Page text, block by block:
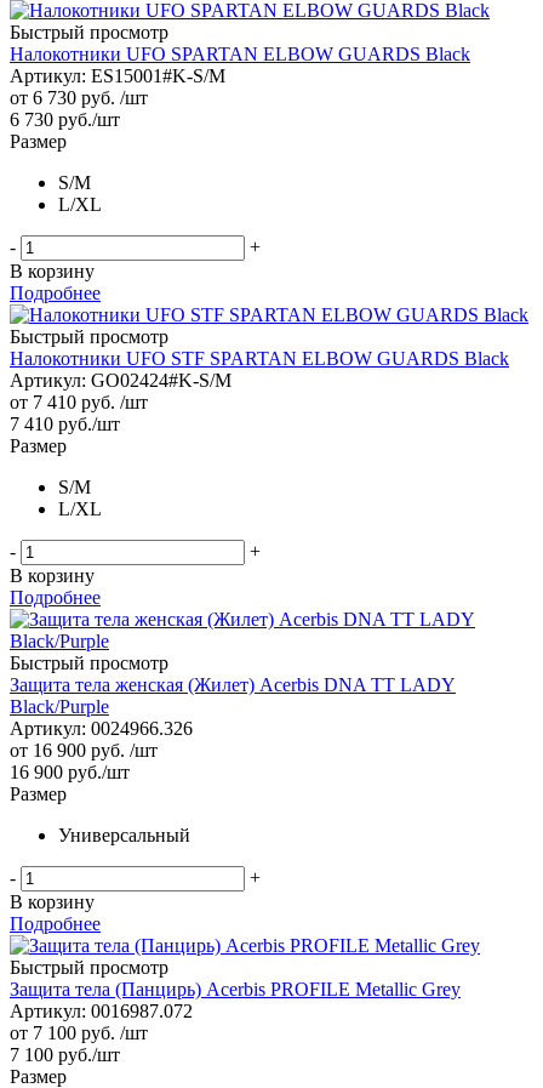
Быстрый просмотр
Налокотники UFO SPARTAN ELBOW GUARDS Black
Артикул: ES15001#K-S/M
от 6 730 руб. /шт
6 730 руб./шт
Размер
S/M
L/XL
-
+
В корзину
Подробнее
Быстрый просмотр
Налокотники UFO STF SPARTAN ELBOW GUARDS Black
Артикул: GO02424#K-S/M
от 7 410 руб. /шт
7 410 руб./шт
Размер
S/M
L/XL
-
+
В корзину
Подробнее
Быстрый просмотр
Защита тела женская (Жилет) Acerbis DNA TT LADY
Black/Purple
Артикул: 0024966.326
от 16 900 руб. /шт
16 900 руб./шт
Размер
Универсальный
-
+
В корзину
Подробнее
Быстрый просмотр
Защита тела (Панцирь) Acerbis PROFILE Metallic Grey
Артикул: 0016987.072
от 7 100 руб. /шт
7 100 руб./шт
Размер